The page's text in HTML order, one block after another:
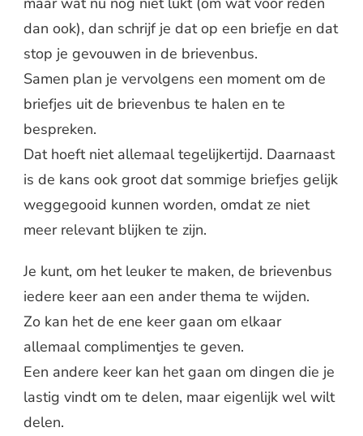
dan ook), dan schrijf je dat op een briefje en dat
stop je gevouwen in de brievenbus.
Samen plan je vervolgens een moment om de
briefjes uit de brievenbus te halen en te
bespreken.
Dat hoeft niet allemaal tegelijkertijd. Daarnaast
is de kans ook groot dat sommige briefjes gelijk
weggegooid kunnen worden, omdat ze niet
meer relevant blijken te zijn.
Je kunt, om het leuker te maken, de brievenbus
iedere keer aan een ander thema te wijden.
Zo kan het de ene keer gaan om elkaar
allemaal complimentjes te geven.
Een andere keer kan het gaan om dingen die je
lastig vindt om te delen, maar eigenlijk wel wilt
delen.